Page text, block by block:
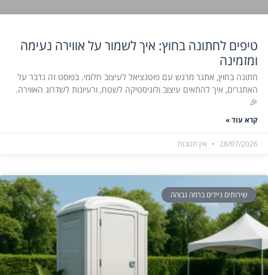
טיפים לחתונה בחוץ: איך לשמור על אווירה נעימה
ומזמינה
חתונה בחוץ, אתגר מרגש עם פוטנציאל לעיצוב חלומי. בפוסט זה נדבר על
האתגרים, איך להתאים עיצוב ולוגיסטיקה לשטח, ורעיונות לשדרוג האווירה.
🎉
קרא עוד »
28/07/2026 אין תגובות
שירותים ניידים ברמה גבוהה